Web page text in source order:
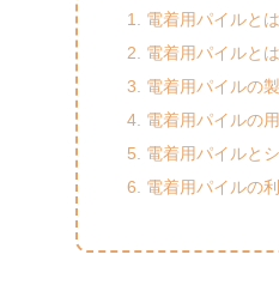
電着用パイルとは
電着用パイルと
電着用パイルの
電着用パイルの
電着用パイルと
電着用パイルの